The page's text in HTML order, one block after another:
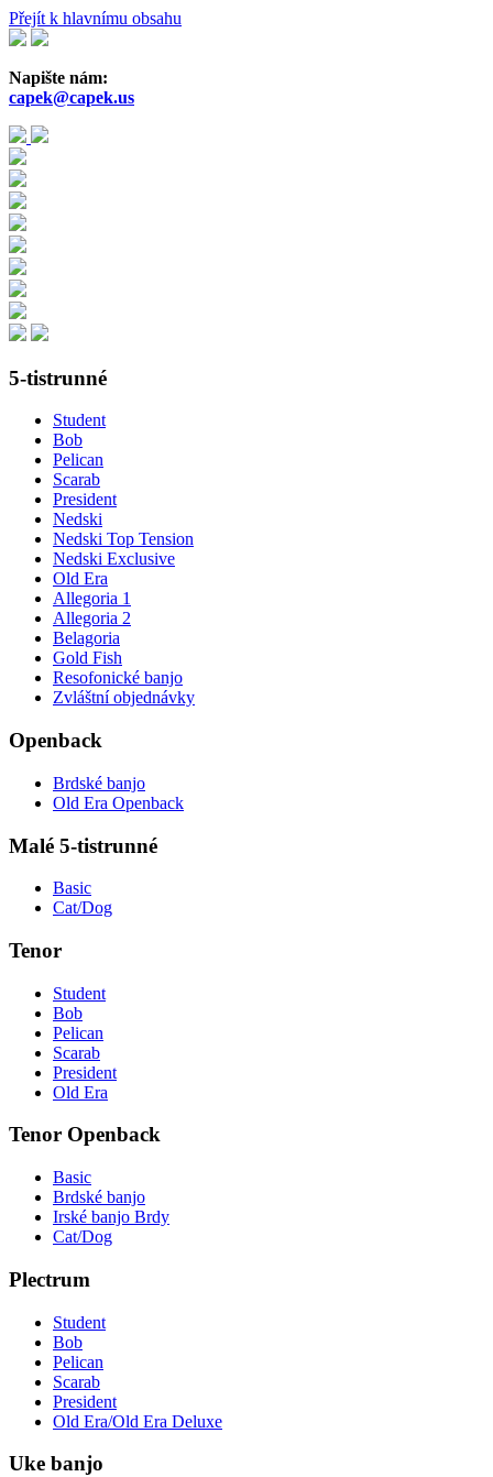
Přejít k hlavnímu obsahu
Napište nám:
capek@capek.us
5-tistrunné
Student
Bob
Pelican
Scarab
President
Nedski
Nedski Top Tension
Nedski Exclusive
Old Era
Allegoria 1
Allegoria 2
Belagoria
Gold Fish
Resofonické banjo
Zvláštní objednávky
Openback
Brdské banjo
Old Era Openback
Malé 5-tistrunné
Basic
Cat/Dog
Tenor
Student
Bob
Pelican
Scarab
President
Old Era
Tenor Openback
Basic
Brdské banjo
Irské banjo Brdy
Cat/Dog
Plectrum
Student
Bob
Pelican
Scarab
President
Old Era/Old Era Deluxe
Uke banjo